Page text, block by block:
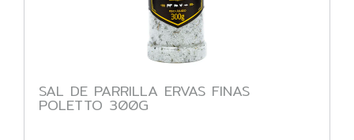
SAL DE PARRILLA ERVAS FINAS
POLETTO 300G